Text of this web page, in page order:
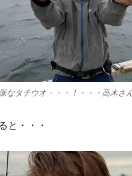
なタチウオ・・・！・・・高木さ
と・・・